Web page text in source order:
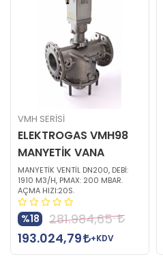
VMH SERİSİ
ELEKTROGAS VMH98
MANYETİK VANA
MANYETİK VENTİL DN200, DEBİ:
1910 M3/H, PMAX: 200 MBAR.
AÇMA HIZI:20S.
%18
281.984,65
193.024,79
+KDV